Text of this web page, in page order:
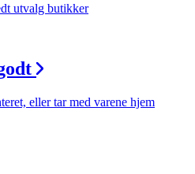
utvalg butikker
eller tar med varene hjem